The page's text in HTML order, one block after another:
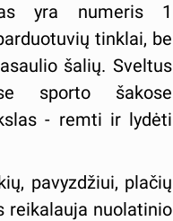
yra numeris 1
tinklai, be
šalių. Sveltus
sporto šakose
- remti ir lydėti
pavyzdžiui, plačių
reikalauja nuolatinio